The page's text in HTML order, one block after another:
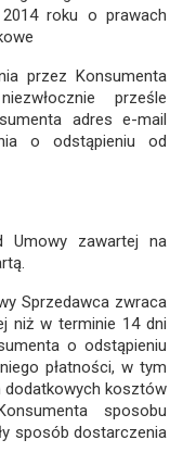
roku o prawach
przez Konsumenta
prześle
adres e-mail
o odstąpieniu od
zawartej na
Sprzedawca zwraca
niż w terminie 14 dni
o odstąpieniu
płatności, w tym
dodatkowych kosztów
sposobu
sposób dostarczenia